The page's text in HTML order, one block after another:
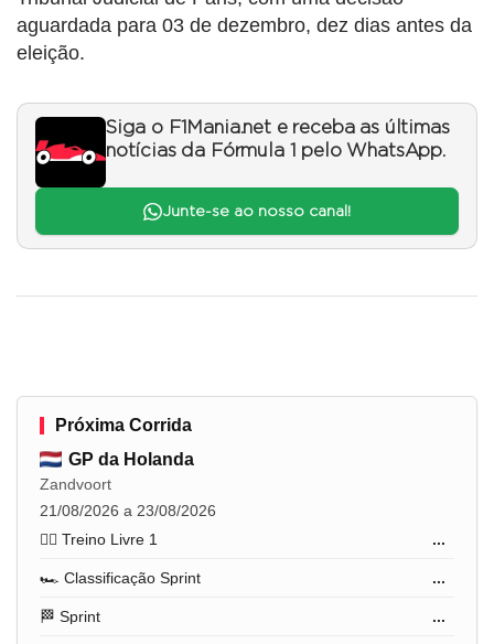
aguardada para 03 de dezembro, dez dias antes da
eleição.
Siga o F1Mania.net e receba as últimas
notícias da Fórmula 1 pelo WhatsApp.
Junte-se ao nosso canal!
Próxima Corrida
GP da Holanda
Zandvoort
21/08/2026 a 23/08/2026
🏋️‍♂️ Treino Livre 1
...
🏎️ Classificação Sprint ...
🏁 Sprint ...